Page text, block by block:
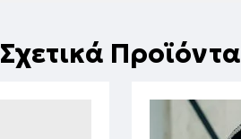
Σχετικά Προϊόντα